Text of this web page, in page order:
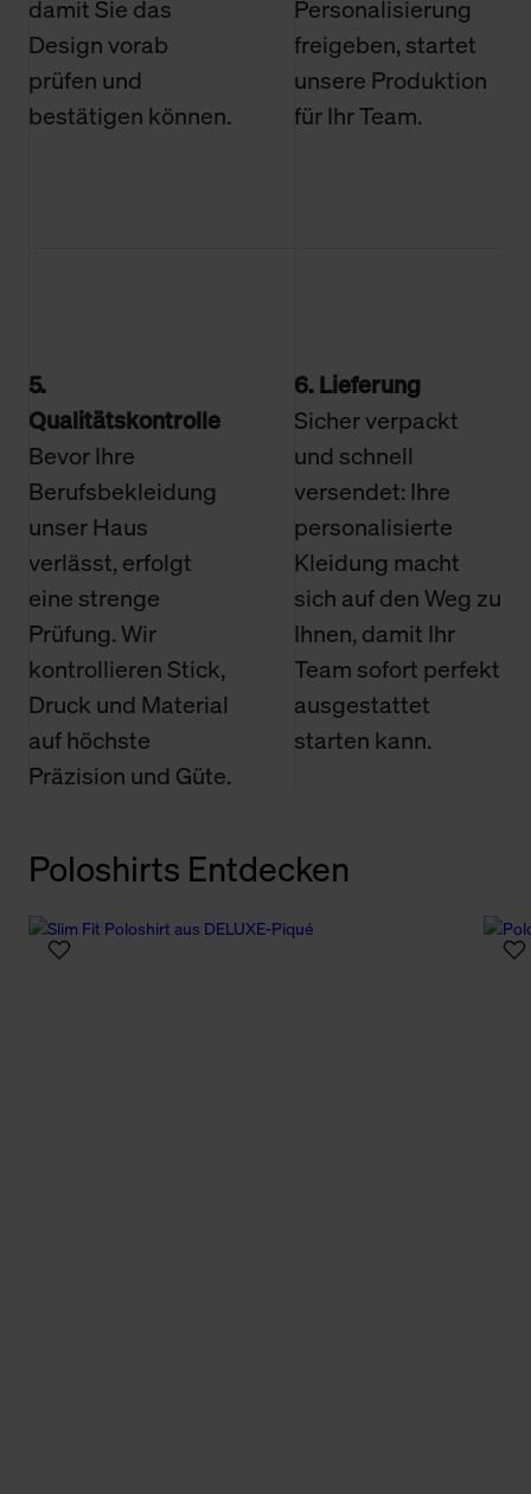
damit Sie das
Design vorab
prüfen und
bestätigen können.
Personalisierung
freigeben, startet
unsere Produktion
für Ihr Team.
5.
Qualitätskontrolle
Bevor Ihre
Berufsbekleidung
unser Haus
verlässt, erfolgt
eine strenge
Prüfung. Wir
kontrollieren Stick,
Druck und Material
auf höchste
Präzision und Güte.
6. Lieferung
Sicher verpackt
und schnell
versendet: Ihre
personalisierte
Kleidung macht
sich auf den Weg zu
Ihnen, damit Ihr
Team sofort perfekt
ausgestattet
starten kann.
Poloshirts Entdecken